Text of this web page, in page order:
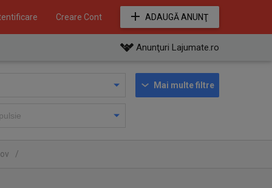
Creare Cont ADAUGĂ ANUNŢ
Anunţuri Lajumate.ro
Mai multe filtre
/